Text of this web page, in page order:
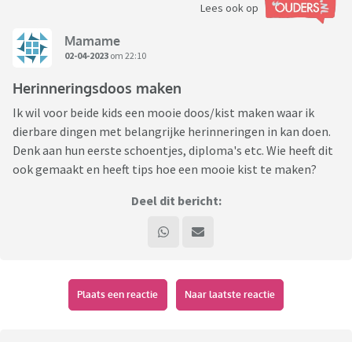
Lees ook op
Mamame
02-04-2023 om 22:10
Herinneringsdoos maken
Ik wil voor beide kids een mooie doos/kist maken waar ik
dierbare dingen met belangrijke herinneringen in kan doen.
Denk aan hun eerste schoentjes, diploma's etc. Wie heeft dit
ook gemaakt en heeft tips hoe een mooie kist te maken?
Deel dit bericht:
Plaats een reactie Naar laatste reactie